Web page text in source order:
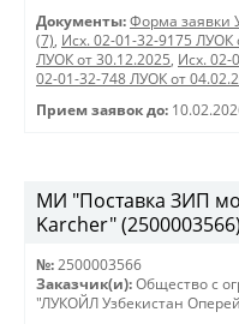
Документы: Форма заявки
(7), Исх. 02-01-32-9175 ЛУОК
ЛУОК от 30.12.2025, Исх. 02-
02-01-32-748 ЛУОК от
Прием заявок до:
МИ "Поставка ЗИП
Karcher"
№: 2500003566
Заказчик(и): Общество с
"ЛУКОЙЛ Узбекистан